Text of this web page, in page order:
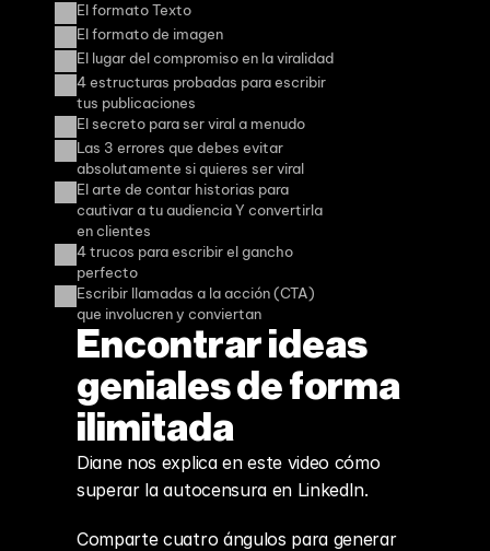
Encontrar ideas
geniales de forma
ilimitada
Diane nos explica en este video cómo
superar la autocensura en LinkedIn.
Comparte cuatro ángulos para generar
El formato Texto
El formato de imagen
El lugar del compromiso en la viralidad
4 estructuras probadas para escribir
tus publicaciones
El secreto para ser viral a menudo
Las 3 errores que debes evitar
absolutamente si quieres ser viral
El arte de contar historias para
cautivar a tu audiencia Y convertirla
en clientes
4 trucos para escribir el gancho
perfecto
Escribir llamadas a la acción (CTA)
que involucren y conviertan